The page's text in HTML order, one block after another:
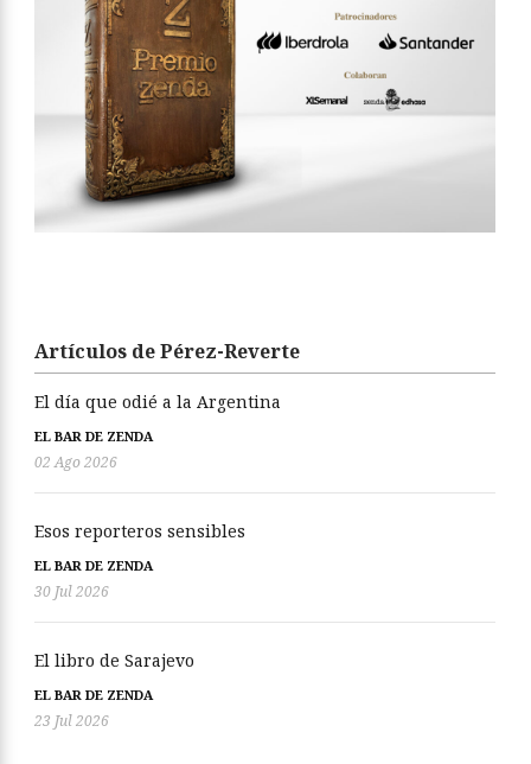
Artículos de Pérez-Reverte
El día que odié a la Argentina
EL BAR DE ZENDA
02 Ago 2026
Esos reporteros sensibles
EL BAR DE ZENDA
30 Jul 2026
El libro de Sarajevo
EL BAR DE ZENDA
23 Jul 2026